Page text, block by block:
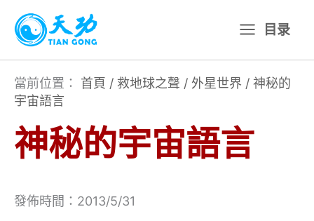
主
目录
當前位置： 首頁 / 救地球之聲 / 外星世界 / 神秘的
宇宙語言
神秘的宇宙語言
發佈時間：2013/5/31